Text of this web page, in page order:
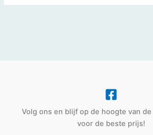
Volg ons en blijf op de hoogte van
voor de beste prijs!